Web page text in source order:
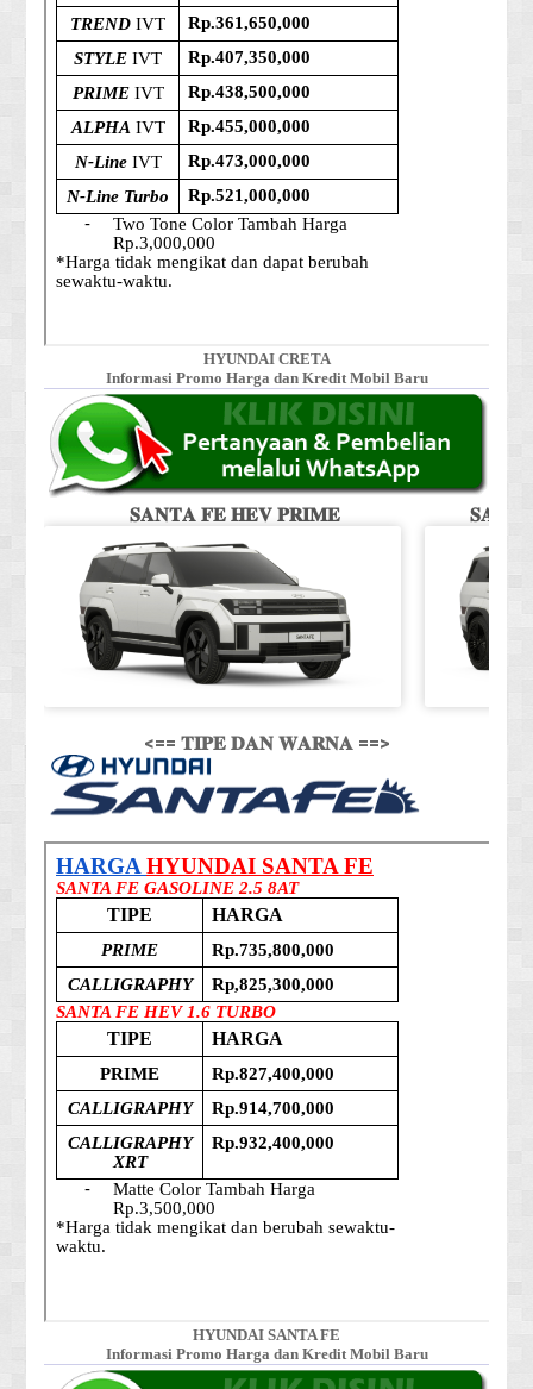
HYUNDAI CRETA
Informasi Promo Harga dan Kredit Mobil Baru
𝐒𝐀𝐍𝐓𝐀 𝐅𝐄 𝐇𝐄𝐕 𝐏𝐑𝐈𝐌𝐄
<== 𝐓𝐈𝐏𝐄 𝐃𝐀𝐍 𝐖𝐀𝐑𝐍𝐀 ==>
HYUNDAI SANTA FE
Informasi Promo Harga dan Kredit Mobil Baru